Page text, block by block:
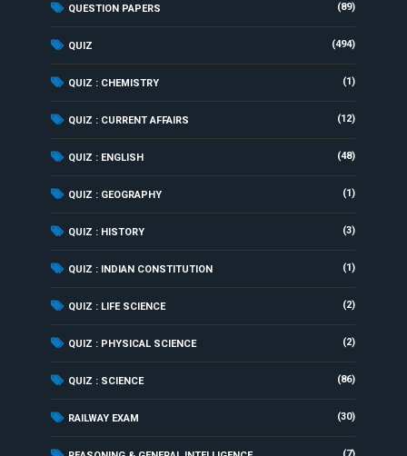
QUESTION PAPERS (89)
QUIZ (494)
QUIZ : CHEMISTRY (1)
QUIZ : CURRENT AFFAIRS (12)
QUIZ : ENGLISH (48)
QUIZ : GEOGRAPHY (1)
QUIZ : HISTORY (3)
QUIZ : INDIAN CONSTITUTION (1)
QUIZ : LIFE SCIENCE (2)
QUIZ : PHYSICAL SCIENCE (2)
QUIZ : SCIENCE (86)
RAILWAY EXAM (30)